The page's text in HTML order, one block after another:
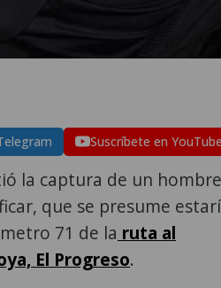
Suscríbete en
la captura de un hombre
que se presume
71 de la ruta al
El Progreso.